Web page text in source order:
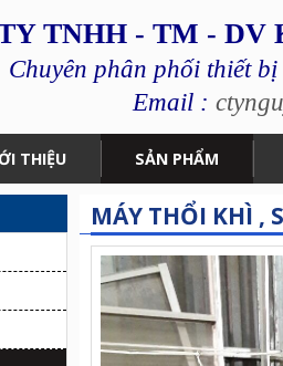
TNHH - TM -
Chuyên phân phối thiết
Email :
THIỆU SẢN PHẨM
MÁY THỔI KHÌ ,